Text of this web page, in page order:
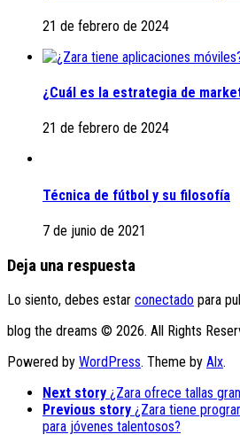
21 de febrero de 2024
¿Cuál es la estrategia de
21 de febrero de 2024
Técnica de fútbol y su filosofía
7 de junio de 2021
Deja una respuesta
Lo siento, debes estar conectado para
blog the dreams © 2026. All Rights
Powered by WordPress. Theme by Alx.
Next story ¿Zara ofrece tallas
Previous story ¿Zara tiene
para jóvenes talentosos?